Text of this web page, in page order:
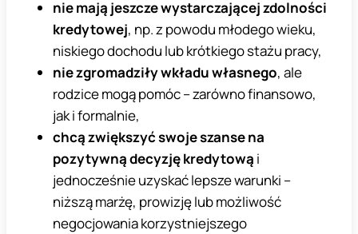
nie mają jeszcze wystarczającej zdolności
kredytowej, np. z powodu młodego wieku,
niskiego dochodu lub krótkiego stażu pracy,
nie zgromadziły wkładu własnego, ale
rodzice mogą pomóc – zarówno finansowo,
jak i formalnie,
chcą zwiększyć swoje szanse na
pozytywną decyzję kredytową i
jednocześnie uzyskać lepsze warunki –
niższą marżę, prowizję lub możliwość
negocjowania korzystniejszego